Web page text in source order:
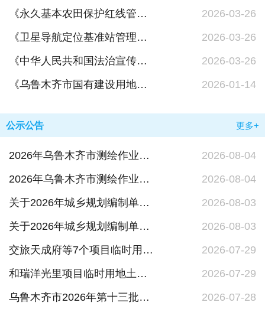
《永久基本农田保护红线管理办法》
2026-03-26
《卫星导航定位基准站管理办法》
2026-03-26
《中华人民共和国法治宣传教育法》
2026-03-26
《乌鲁木齐市国有建设用地规划条件管理办法（试行）》 政策解读
2026-01-14
公示公告 更多+
2026年乌鲁木齐市测绘作业证注销公示信息（第五批）
2026-08-04
2026年乌鲁木齐市测绘作业证申请公示信息（第七批）
2026-08-04
关于2026年城乡规划编制单位乙级资质认定的公告（第七批）
2026-08-03
关于2026年城乡规划编制单位乙级资质认定的公示（第七批）
2026-08-03
交旅天成府等7个项目临时用地土地复垦工程验收结果公示
2026-07-29
和瑞洋光里项目临时用地土地复垦方案通过审查的公告
2026-07-29
乌鲁木齐市2026年第十三批国有建设用地使用权挂牌出让结果公告
2026-07-28